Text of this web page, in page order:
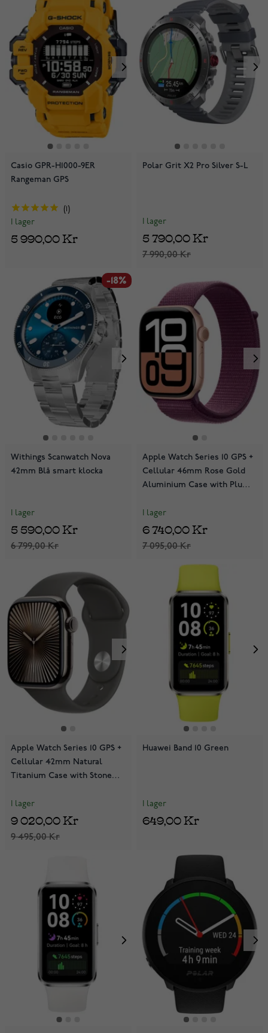
Casio GPR-H1000-9ER
Rangeman GPS
I lager
5 990,00 Kr
Polar Grit X2 Pro Silver S-L
I lager
7 990,00 Kr
5 790,00 Kr
-18%
Withings Scanwatch Nova
42mm Blå smart klocka
I lager
6 799,00 Kr
5 590,00 Kr
Apple Watch Series 10 GPS +
Cellular 46mm Rose Gold
Aluminium Case with Plum
I lager
7 095,00 Kr
6 740,00 Kr
Apple Watch Series 10 GPS +
Cellular 42mm Natural
Titanium Case with Stone
MWXD3QN/A
I lager
9 495,00 Kr
9 020,00 Kr
Huawei Band 10 Green
I lager
649,00 Kr